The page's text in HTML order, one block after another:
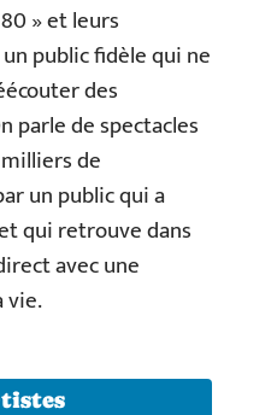
» et leurs
public fidèle qui ne
des
parle de spectacles
de
un public qui a
qui retrouve dans
avec une
vie.